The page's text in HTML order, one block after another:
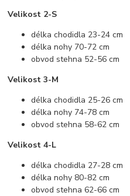
Velikost 2-S
délka chodidla 23-24 cm
délka nohy 70-72 cm
obvod stehna 52-56 cm
Velikost 3-M
délka chodidla 25-26 cm
délka nohy 74-78 cm
obvod stehna 58-62 cm
Velikost 4-L
délka chodidla 27-28 cm
délka nohy 80-82 cm
obvod stehna 62-66 cm